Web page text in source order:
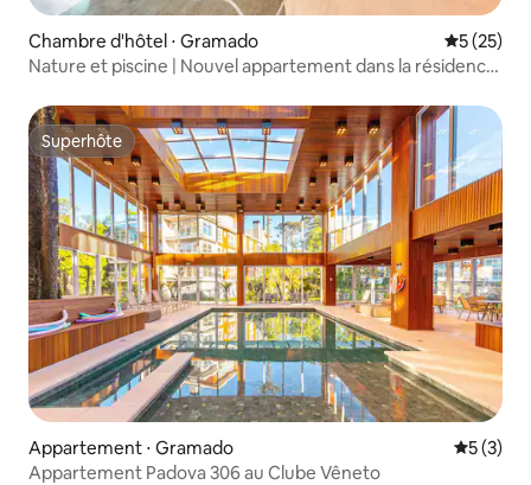
Chambre d'hôtel ⋅ Gramado
5 (25)
Nature et piscine | Nouvel appartement dans la résidence
Superhôte
Superhôte
Appartement ⋅ Gramado
5 (3)
Appartement Padova 306 au Clube Vêneto